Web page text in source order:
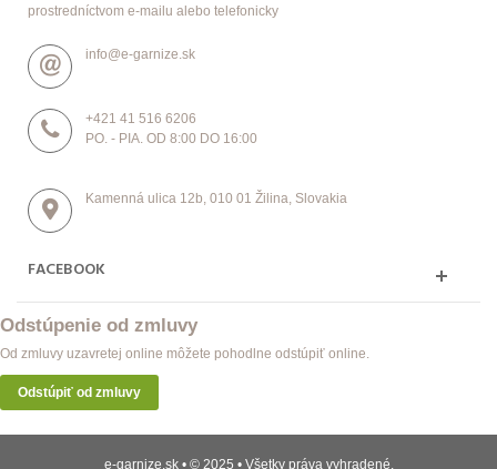
prostredníctvom e-mailu alebo telefonicky
info@e-garnize.sk
+421 41 516 6206
PO. - PIA. OD 8:00 DO 16:00
Kamenná ulica 12b, 010 01 Žilina, Slovakia
FACEBOOK
Odstúpenie od zmluvy
Od zmluvy uzavretej online môžete pohodlne odstúpiť online.
Odstúpiť od zmluvy
e-garnize.sk • © 2025 • Všetky práva vyhradené.